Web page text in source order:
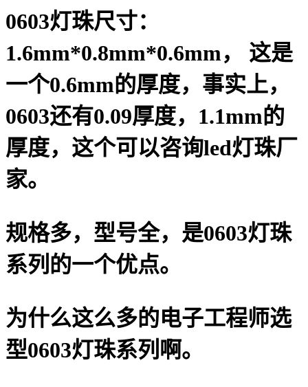
0603灯珠尺寸：
1.6mm*0.8mm*0.6mm， 这是
一个0.6mm的厚度，事实上，
0603还有0.09厚度，1.1mm的
厚度，这个可以咨询led灯珠厂
家。
规格多，型号全，是0603灯珠
系列的一个优点。
为什么这么多的电子工程师选
型0603灯珠系列啊。